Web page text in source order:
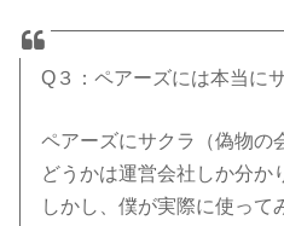
Q３：ペアーズには本当に
ペアーズにサクラ（偽物の
どうかは運営会社しか分か
しかし、僕が実際に使って